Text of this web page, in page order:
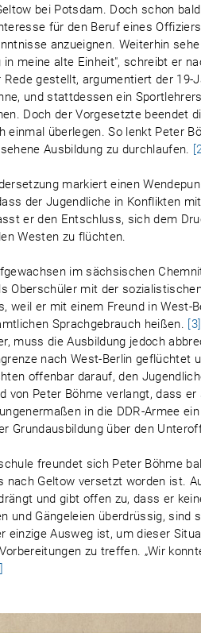
bei Potsdam. Doch schon
für den Beruf eines
anzueignen. Weiterhin
in meine alte Einheit", schreibt er
gestellt, argumentiert der
und stattdessen ein
Doch der Vorgesetzte beendet
einmal überlegen. So lenkt Peter
Ausbildung zu durchlaufen.
markiert einen
der Jugendliche in Konflikten
er den Entschluss, sich dem
Westen zu flüchten.
im sächsischen
Oberschüler mit der
weil er mit einem Freund in West-
Sprachgebrauch heißen. [3]
muss die Ausbildung jedoch
nach West-Berlin geflüchtet
offenbar darauf, den
von Peter Böhme verlangt, dass
in die DDR-Armee
Grundausbildung über den
freundet sich Peter Böhme
nach Geltow versetzt worden ist.
und gibt offen zu, dass er
und Gängeleien überdrüssig,
einzige Ausweg ist, um dieser
zu treffen. „Wir